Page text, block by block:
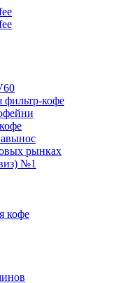
фильтр-кофе
рынках
№1
кофе